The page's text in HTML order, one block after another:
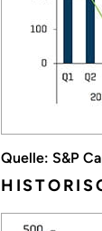
Quelle: S&P